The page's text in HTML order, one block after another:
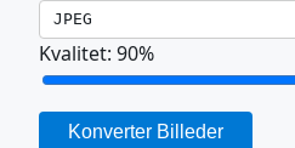
Kvalitet: 90%
Konverter Billeder